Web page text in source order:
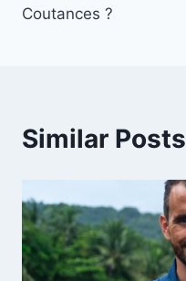
Coutances ?
Similar Posts